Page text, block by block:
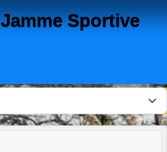
Sportive